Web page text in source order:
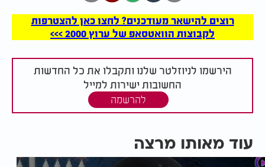
רוצים להישאר מעודכנים? לחצו כאן להצטרפות
לקבוצות הוואטסאפ של ערוץ 2000 >>>
הירשמו לניוזלטר שלנו ותקבלו את כל החדשות
החשובות ישירות למייל
להרשמה
עוד מאותו מרצה